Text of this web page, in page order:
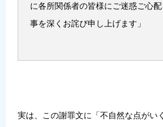
に各所関係者の皆様にご迷惑ご心
事を深くお詫び申し上げます」
実は、この謝罪文に「不自然な点がい